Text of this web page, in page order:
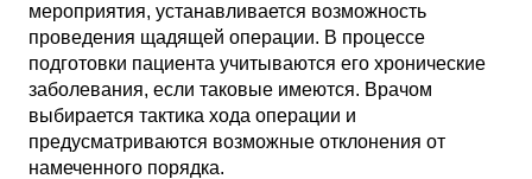
мероприятия, устанавливается возможность
проведения щадящей операции. В процессе
подготовки пациента учитываются его хронические
заболевания, если таковые имеются. Врачом
выбирается тактика хода операции и
предусматриваются возможные отклонения от
намеченного порядка.